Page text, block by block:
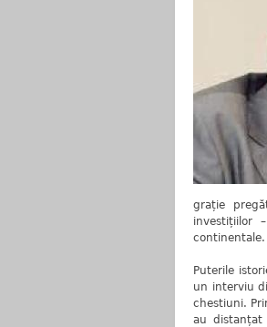
grație
investițiilor
Puterile
un interviu
chestiuni.
au distanțat